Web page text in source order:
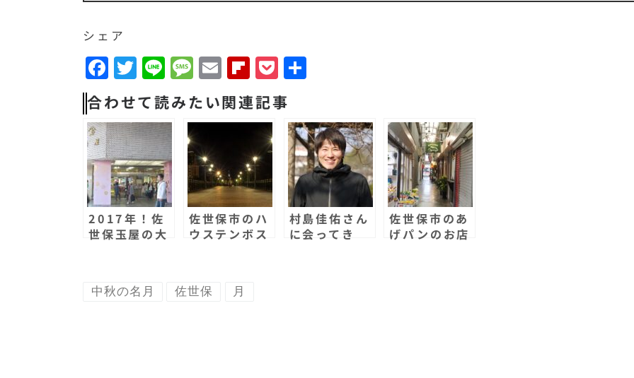
シェア
F
a
c
e
b
o
o
k
T
w
it
t
e
r
Li
n
e
M
e
s
s
a
g
e
E
m
a
F
li
p
b
o
a
r
d
P
o
c
k
e
t
合わせて読みたい関連記事
2017年！佐
世保玉屋の大
よー！大賑わ
佐世保市のハ
ウステンボス
常感！
村島佳佑さん
に会ってき
佐世保市のあ
げパンのお店
中秋の名月 佐世保 月